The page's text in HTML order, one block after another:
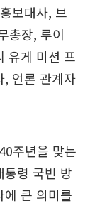
보대사, 브
총장, 루이
유게 미션 프
, 언론 관계자
주년을 맞는
통령 국빈 방
큰 의미를